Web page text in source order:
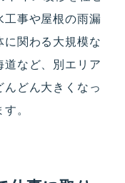
工事や屋根の雨漏
に関わる大規模な
道など、別エリア
どん大きくなっ
。